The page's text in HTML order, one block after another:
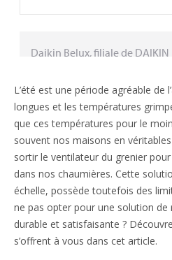
L’été est une période agréable de
longues et les températures
que ces températures pour le
souvent nos maisons en
sortir le ventilateur du grenier
dans nos chaumières. Cette
échelle, possède toutefois des
ne pas opter pour une solution de
durable et satisfaisante ?
s’offrent à vous dans cet article.